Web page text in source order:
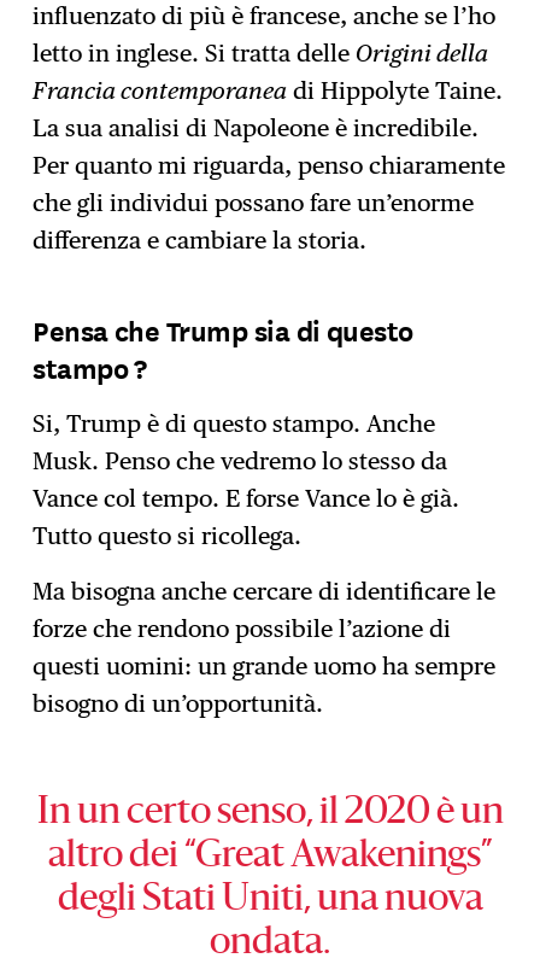
influenzato di più è francese, anche se l’ho
letto in inglese. Si tratta delle Origini della
Francia contemporanea di Hippolyte Taine.
La sua analisi di Napoleone è incredibile.
Per quanto mi riguarda, penso chiaramente
che gli individui possano fare un’enorme
differenza e cambiare la storia.
Pensa che Trump sia di questo
stampo ?
Si, Trump è di questo stampo. Anche
Musk. Penso che vedremo lo stesso da
Vance col tempo. E forse Vance lo è già.
Tutto questo si ricollega.
Ma bisogna anche cercare di identificare le
forze che rendono possibile l’azione di
questi uomini: un grande uomo ha sempre
bisogno di un’opportunità.
In un certo senso, il 2020 è un
altro dei “Great Awakenings”
degli Stati Uniti, una nuova
ondata.